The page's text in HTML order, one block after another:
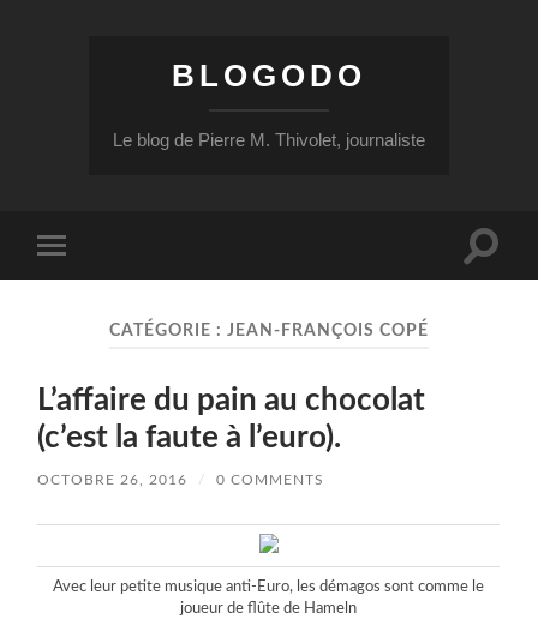
BLOGODO
Le blog de Pierre M. Thivolet, journaliste
mobile
Toggle
CATÉGORIE : JEAN-FRANÇOIS COPÉ
L’affaire du pain au chocolat
(c’est la faute à l’euro).
OCTOBRE 26, 2016 / 0 COMMENTS
Avec leur petite musique anti-Euro, les démagos sont comme le
joueur de flûte de Hameln